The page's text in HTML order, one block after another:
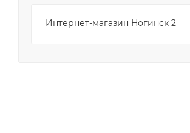
Интернет-магазин Ногинск 2